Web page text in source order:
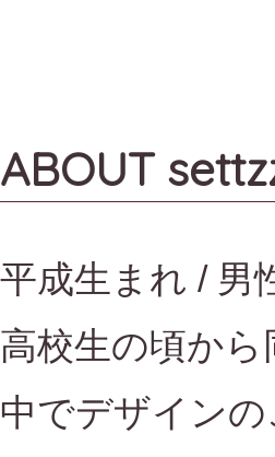
ABOUT
平成生まれ / 男
高校生の頃か
中でデザイン